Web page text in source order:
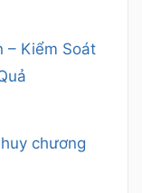
– Kiểm Soát
chương